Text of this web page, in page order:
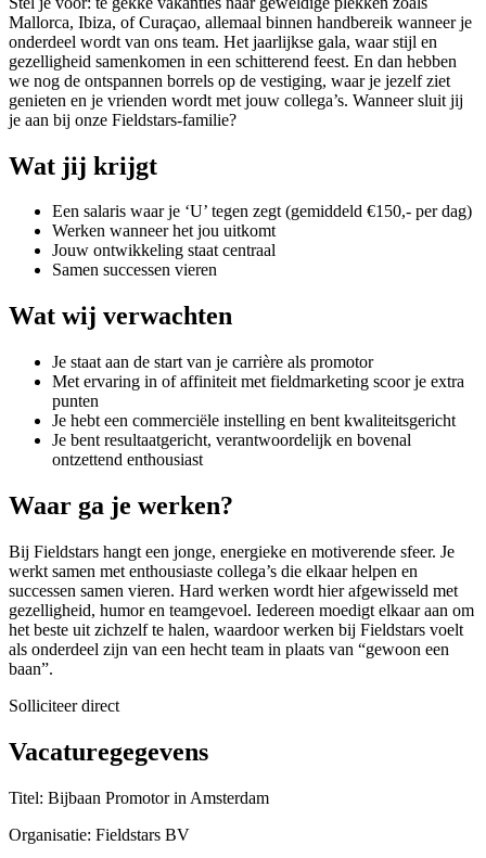
Mallorca, Ibiza, of Curaçao, allemaal binnen handbereik wanneer je
onderdeel wordt van ons team. Het jaarlijkse gala, waar stijl en
gezelligheid samenkomen in een schitterend feest. En dan hebben
we nog de ontspannen borrels op de vestiging, waar je jezelf ziet
genieten en je vrienden wordt met jouw collega’s. Wanneer sluit jij
je aan bij onze Fieldstars-familie?
Wat jij krijgt
Een salaris waar je ‘U’ tegen zegt (gemiddeld €150,- per dag)
Werken wanneer het jou uitkomt
Jouw ontwikkeling staat centraal
Samen successen vieren
Wat wij verwachten
Je staat aan de start van je carrière als promotor
Met ervaring in of affiniteit met fieldmarketing scoor je extra
punten
Je hebt een commerciële instelling en bent kwaliteitsgericht
Je bent resultaatgericht, verantwoordelijk en bovenal
ontzettend enthousiast
Waar ga je werken?
Bij Fieldstars hangt een jonge, energieke en motiverende sfeer. Je
werkt samen met enthousiaste collega’s die elkaar helpen en
successen samen vieren. Hard werken wordt hier afgewisseld met
gezelligheid, humor en teamgevoel. Iedereen moedigt elkaar aan om
het beste uit zichzelf te halen, waardoor werken bij Fieldstars voelt
als onderdeel zijn van een hecht team in plaats van “gewoon een
baan”.
Solliciteer direct
Vacaturegegevens
Titel: Bijbaan Promotor in Amsterdam
Organisatie: Fieldstars BV